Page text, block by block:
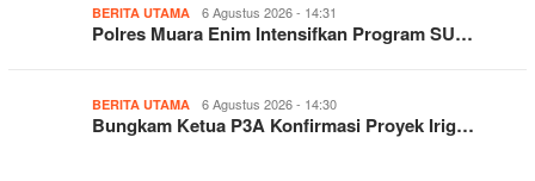
BERITA UTAMA 6 Agustus 2026 - 14:31
Polres Muara Enim Intensifkan Program SU…
BERITA UTAMA 6 Agustus 2026 - 14:30
Bungkam Ketua P3A Konfirmasi Proyek Irig…